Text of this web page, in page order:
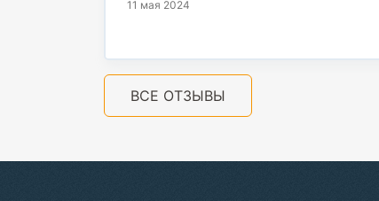
11 мая 2024
ВСЕ ОТЗЫВЫ